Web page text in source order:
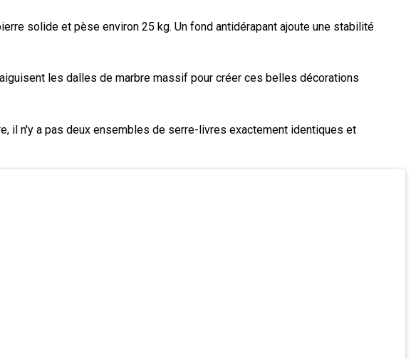
solide et pèse environ 25 kg. Un fond antidérapant ajoute une stabilité
les dalles de marbre massif pour créer ces belles décorations
il n'y a pas deux ensembles de serre-livres exactement identiques et